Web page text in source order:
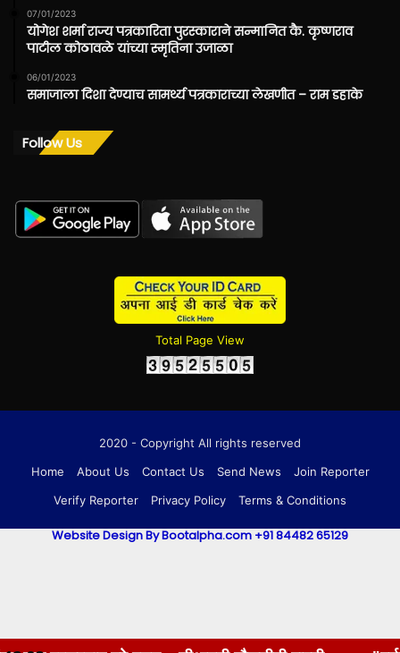
07/01/2023
योगेश शर्मा राज्य पत्रकारिता पुरस्काराने सन्मानित कै. कृष्णराव
पाटील कोठावळे यांच्या स्मृतिना उजाळा
06/01/2023
समाजाला दिशा देण्याच सामर्थ्य पत्रकाराच्या लेखणीत – राम डहाके
Follow Us
Total Page View
2020 - Copyright All rights reserved
Home
About Us Contact Us Send News
Join Reporter
Verify Reporter
Privacy Policy Terms & Conditions
Website Design By Bootalpha.com +91 84482 65129